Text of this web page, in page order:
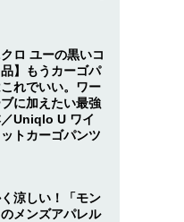
クロ ユーの黒いコ
】もうカーゴパ
れでいい。ワー
ブに加えたい最強
Uniqlo U ワイ
ットカーゴパンツ
涼しい！「モン
メンズアパレル